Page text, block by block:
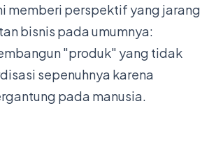
memberi perspektif yang jarang
bisnis pada umumnya:
"produk" yang tidak
sepenuhnya karena
pada manusia.